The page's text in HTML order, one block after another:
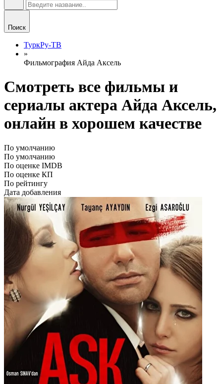
Поиск
ТуркРу-ТВ
»
Фильмография Айда Аксель
Смотреть все фильмы и
сериалы актера Айда Аксель,
онлайн в хорошем качестве
По умолчанию
По умолчанию
По оценке IMDB
По оценке КП
По рейтингу
Дата добавления